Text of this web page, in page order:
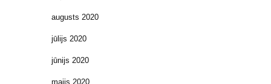
augusts 2020
jūlijs 2020
jūnijs 2020
maijs 2020